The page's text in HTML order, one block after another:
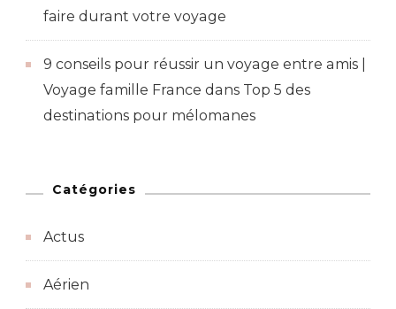
faire durant votre voyage
9 conseils pour réussir un voyage entre amis |
Voyage famille France dans Top 5 des
destinations pour mélomanes
Catégories
Actus
Aérien